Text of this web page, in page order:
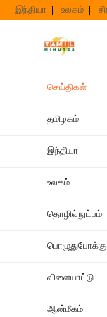
Skip
to
இந்தியா உலகம்
செய்திகள்
தமிழகம்
இந்தியா
உலகம்
தொழில்நுட்பம்
பொழுதுபோக்கு
விளையாட்டு
ஆன்மீகம்